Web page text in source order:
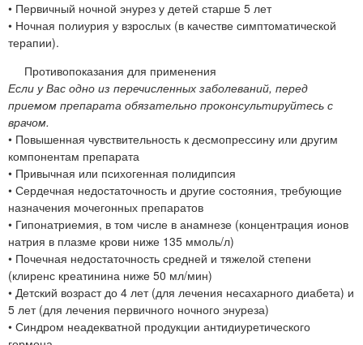
• Первичный ночной энурез у детей старше 5 лет
• Ночная полиурия у взрослых (в качестве симптоматической
терапии).
Противопоказания для применения
Если у Вас одно из перечисленных заболеваний, перед
приемом препарата обязательно проконсультируйтесь с
врачом.
• Повышенная чувствительность к десмопрессину или другим
компонентам препарата
• Привычная или психогенная полидипсия
• Сердечная недостаточность и другие состояния, требующие
назначения мочегонных препаратов
• Гипонатриемия, в том числе в анамнезе (концентрация ионов
натрия в плазме крови ниже 135 ммоль/л)
• Почечная недостаточность средней и тяжелой степени
(клиренс креатинина ниже 50 мл/мин)
• Детский возраст до 4 лет (для лечения несахарного диабета) и
5 лет (для лечения первичного ночного энуреза)
• Синдром неадекватной продукции антидиуретического